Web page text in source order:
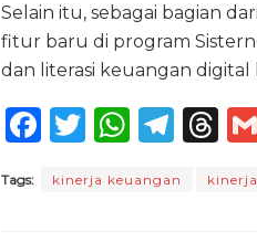
Selain itu, sebagai bagian
fitur baru di program
dan literasi keuangan digital
F
c
T
it
W
a
T
e
T
re
Tags: kinerja keuangan